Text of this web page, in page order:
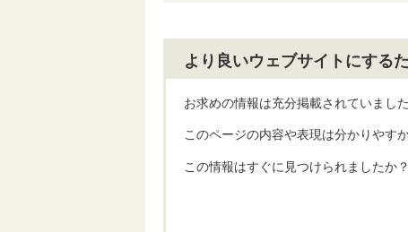
より良いウェブサイトにする
お求めの情報は充分掲載されていまし
このページの内容や表現は分かりやす
この情報はすぐに見つけられましたか？